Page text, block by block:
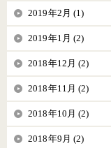
2019年2月 (1)
2019年1月 (2)
2018年12月 (2)
2018年11月 (2)
2018年10月 (2)
2018年9月 (2)